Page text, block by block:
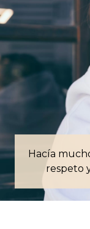
Hacía
respeto